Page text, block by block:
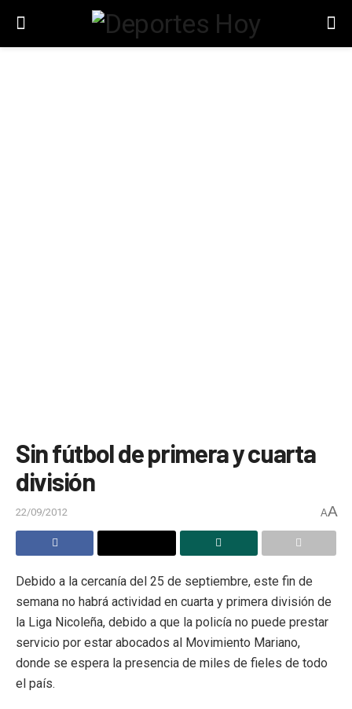
Sin fútbol de primera y cuarta
división
22/09/2012 AA
Debido a la cercanía del 25 de septiembre, este fin de
semana no habrá actividad en cuarta y primera división de
la Liga Nicoleña, debido a que la policía no puede prestar
servicio por estar abocados al Movimiento Mariano,
donde se espera la presencia de miles de fieles de todo
el país.